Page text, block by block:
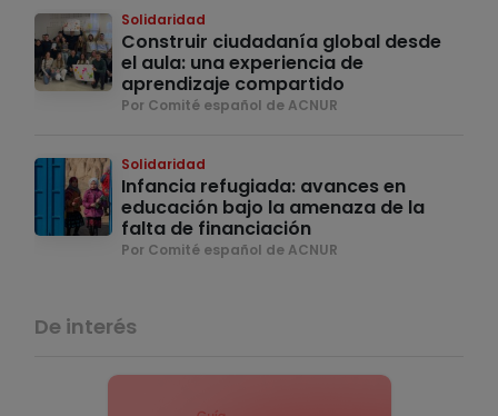
Solidaridad
Construir ciudadanía global desde
el aula: una experiencia de
aprendizaje compartido
Por Comité español de ACNUR
Solidaridad
Infancia refugiada: avances en
educación bajo la amenaza de la
falta de financiación
Por Comité español de ACNUR
De interés